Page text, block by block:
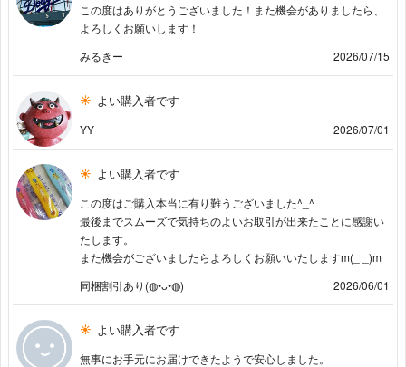
この度はありがとうございました！また機会がありましたら、
よろしくお願いします！
みるきー
2026/07/15
よい購入者です
YY 2026/07/01
よい購入者です
この度はご購入本当に有り難うございました^⁠_⁠^
最後までスムーズで気持ちのよいお取引が出来たことに感謝い
たします。
また機会がございましたらよろしくお願いいたしますm(_ _)m
同梱割引あり(⁠◍⁠•⁠ᴗ⁠•⁠◍⁠)
2026/06/01
よい購入者です
無事にお手元にお届けできたようで安心しました。